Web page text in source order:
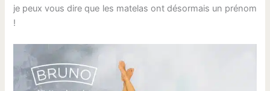
je peux vous dire que les matelas ont désormais un prénom
!